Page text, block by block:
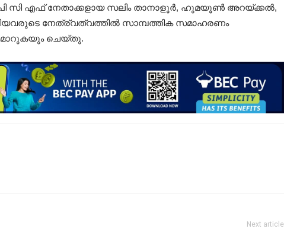
സി എഫ് നേതാക്കളായ സലിം താനാളൂർ, ഹുമയൂൺ അറയ്ക്കൽ,
നേത്ര്വത്വത്തിൽ സാമ്പത്തിക സമാഹരണം
ചെയ്തു.
Next article